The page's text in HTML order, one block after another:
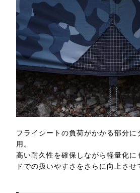
フライシートの負荷がかかる部分に
用。
高い耐久性を確保しながら軽量化に
ドでの扱いやすさをさらに向上させ